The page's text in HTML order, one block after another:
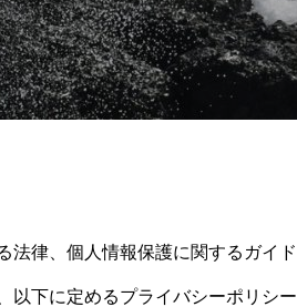
法律、個人情報保護に関するガイド
以下に定めるプライバシーポリシー